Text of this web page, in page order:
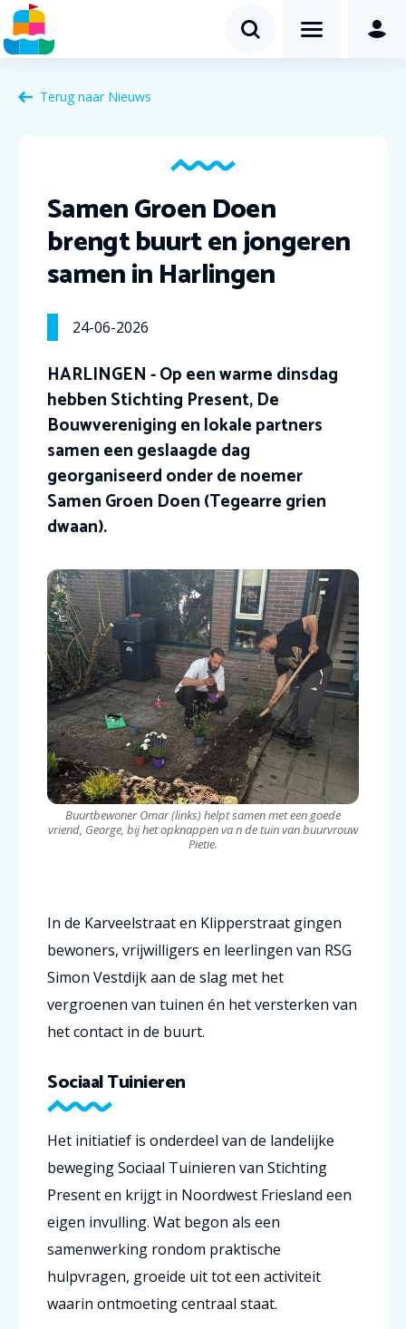
Terug naar Nieuws
Samen Groen Doen
brengt buurt en jongeren
samen in Harlingen
24-06-2026
HARLINGEN - Op een warme dinsdag
hebben Stichting Present, De
Bouwvereniging en lokale partners
samen een geslaagde dag
georganiseerd onder de noemer
Samen Groen Doen (Tegearre grien
dwaan).
Buurtbewoner Omar (links) helpt samen met een goede
vriend, George, bij het opknappen va n de tuin van buurvrouw
Pietie.
In de Karveelstraat en Klipperstraat gingen
bewoners, vrijwilligers en leerlingen van RSG
Simon Vestdijk aan de slag met het
vergroenen van tuinen én het versterken van
het contact in de buurt.
Sociaal Tuinieren
Het initiatief is onderdeel van de landelijke
beweging Sociaal Tuinieren van Stichting
Present en krijgt in Noordwest Friesland een
eigen invulling. Wat begon als een
samenwerking rondom praktische
hulpvragen, groeide uit tot een activiteit
waarin ontmoeting centraal staat.